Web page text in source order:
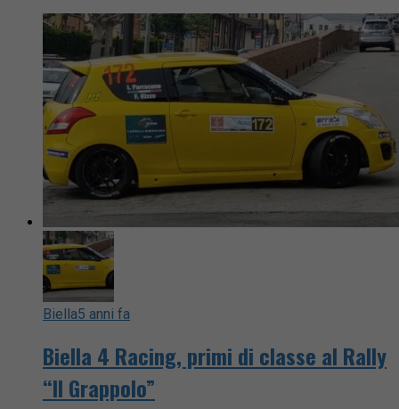
Biella5 anni fa
Biella 4 Racing, primi di classe al Rally
“Il Grappolo”